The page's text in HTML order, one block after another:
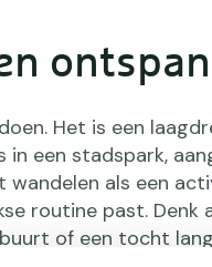
Het is een
een stadspark,
wandelen als een
routine past. Denk
of een tocht